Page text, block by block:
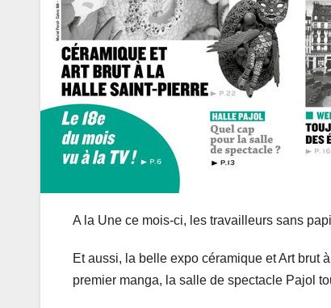
A la Une ce mois-ci, les travailleurs sans
Et aussi, la belle expo céramique et Art brut
premier manga, la salle de spectacle Pajol